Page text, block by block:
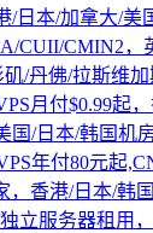
/日本/加拿大/
CUII/CMIN2，
/丹佛/拉斯维
月付$0.99起
国/日本/韩国机
年付80元起
，香港/日本/韩
立服务器租用